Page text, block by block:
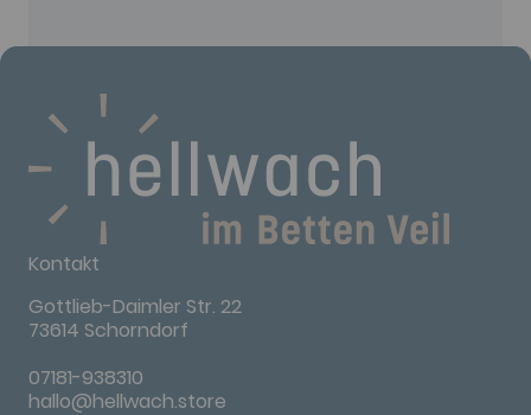
Kontakt
Gottlieb-Daimler Str. 22
73614 Schorndorf
07181-938310
hallo@hellwach.store